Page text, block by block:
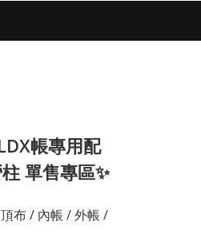
帳專用配
單售專區✨
布 / 內帳 / 外帳 /